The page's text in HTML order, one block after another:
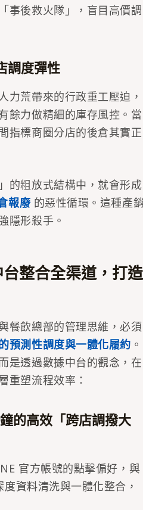
事後救火隊」，盲目高價調
調度彈性
力荒帶來的行政重工壓迫，
餘力做精細的庫存風控。當
指標商圈分店的後倉其實正
的粗放式結構中，就會形成
報廢的惡性循環。這種產銷
隱形殺手。
整合全渠道，打造
餐飲總部的管理思維，必須
預測性調度與一體化履約 。
是透過數據中台的觀念，在
重塑流程效率：
的高效「跨店調撥大
官方帳號的點擊偏好，與
資料清洗與一體化整合，